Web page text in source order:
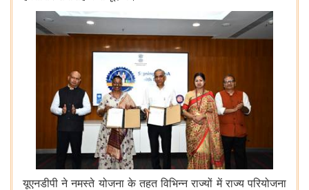
यूएनडीपी ने नमस्ते योजना के तहत विभिन्न राज्यों में राज्य परियोजना